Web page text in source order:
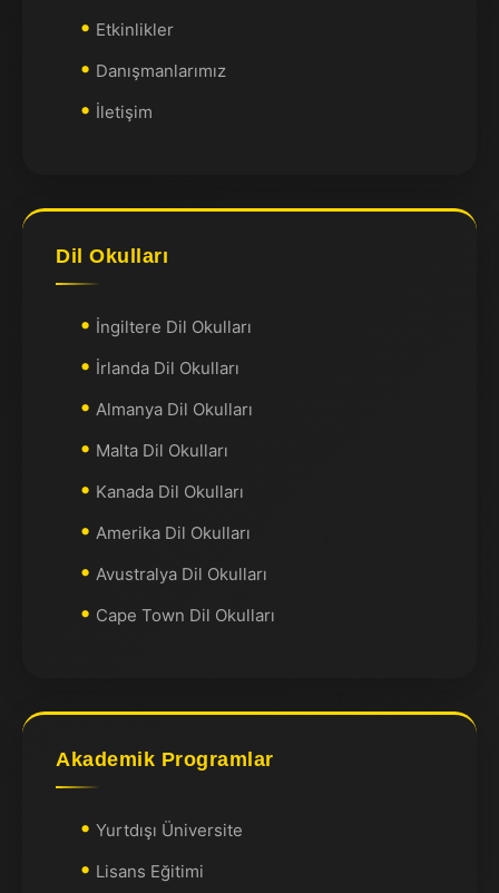
Etkinlikler
Danışmanlarımız
İletişim
Dil Okulları
İngiltere Dil Okulları
İrlanda Dil Okulları
Almanya Dil Okulları
Malta Dil Okulları
Kanada Dil Okulları
Amerika Dil Okulları
Avustralya Dil Okulları
Cape Town Dil Okulları
Akademik Programlar
Yurtdışı Üniversite
Lisans Eğitimi